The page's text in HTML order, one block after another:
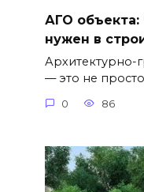
АГО объекта:
нужен в
Архитектурно-
— это не просто
0 86